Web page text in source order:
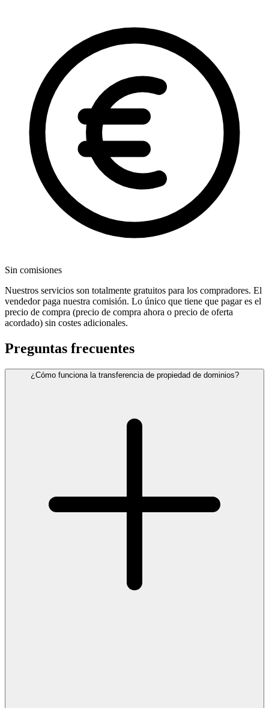
Sin comisiones
Nuestros servicios son totalmente gratuitos para los compradores. El
vendedor paga nuestra comisión. Lo único que tiene que pagar es el
precio de compra (precio de compra ahora o precio de oferta
acordado) sin costes adicionales.
Preguntas frecuentes
¿Cómo funciona la transferencia de propiedad de dominios?